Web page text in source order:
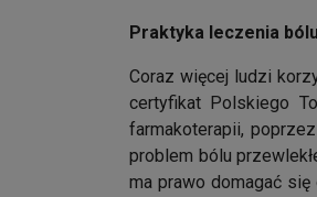
Praktyka leczenia
Coraz więcej ludzi
certyfikat Polskiego
farmakoterapii,
problem bólu
ma prawo domagać